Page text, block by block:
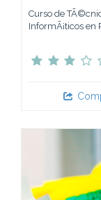
Curso de
InformÃ¡ticos en